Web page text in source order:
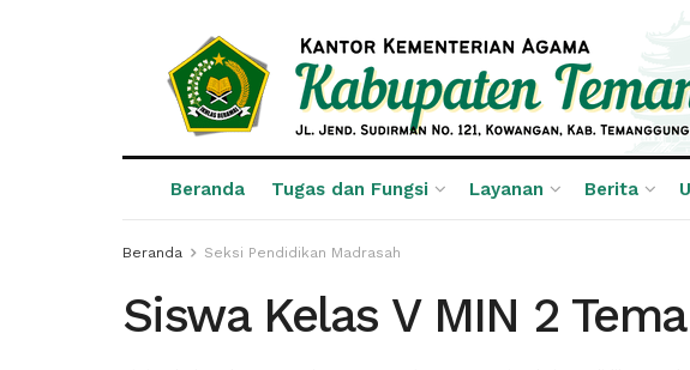
Beranda Tugas dan Fungsi Layanan Berita
Beranda Seksi Pendidikan Madrasah
Siswa Kelas V MIN 2